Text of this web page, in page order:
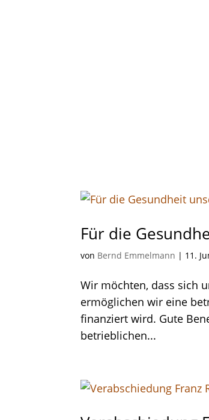
Für die
von Bernd Emmelmann | 11.
Wir möchten, dass sich
ermöglichen wir eine
finanziert wird. Gute
betrieblichen...